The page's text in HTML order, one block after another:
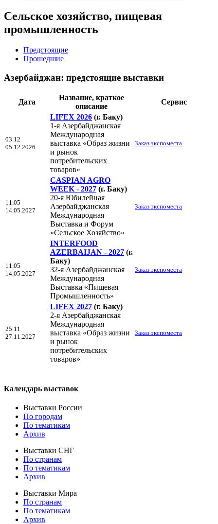
Сельское хозяйство, пищевая
промышленность
Предстоящие
Прошедшие
Азербайджан: предстоящие выставки
Дата
Название, краткое
описание
Сервис
03.12
05.12.2026
LIFEX 2026 (г. Баку)
1-я Азербайджанская
Международная
выставка «Образ жизни
и рынок
потребительских
товаров»
Заказ экспоместа
11.05
14.05.2027
CASPIAN AGRO
WEEK - 2027 (г. Баку)
20-я Юбилейная
Азербайджанская
Международная
Выставка и Форум
«Сельское Хозяйство»
Заказ экспоместа
11.05
14.05.2027
INTERFOOD
AZERBAIJAN - 2027 (г.
Баку)
32-я Азербайджанская
Международная
Выставка «Пищевая
Промышленность»
Заказ экспоместа
25.11
27.11.2027
LIFEX 2027 (г. Баку)
2-я Азербайджанская
Международная
выставка «Образ жизни
и рынок
потребительских
товаров»
Заказ экспоместа
Календарь выставок
Выставки России
По городам
По тематикам
Архив
Выставки СНГ
По странам
По тематикам
Архив
Выставки Мира
По странам
По тематикам
Архив